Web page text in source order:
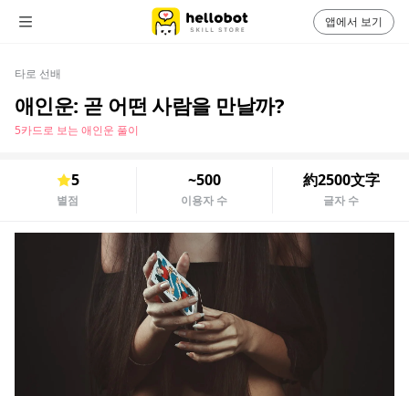
타로 선배
애인운: 곧 어떤 사람을 만날까?
5카드로 보는 애인운 풀이
5
별점
~500
이용자 수
約2500文字
글자 수
앱에서 보기